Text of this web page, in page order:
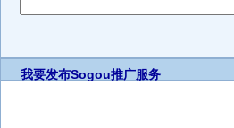
我要发布Sogou推广服务